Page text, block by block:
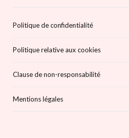
Politique de confidentialité
Politique relative aux cookies
Clause de non-responsabilité
Mentions légales